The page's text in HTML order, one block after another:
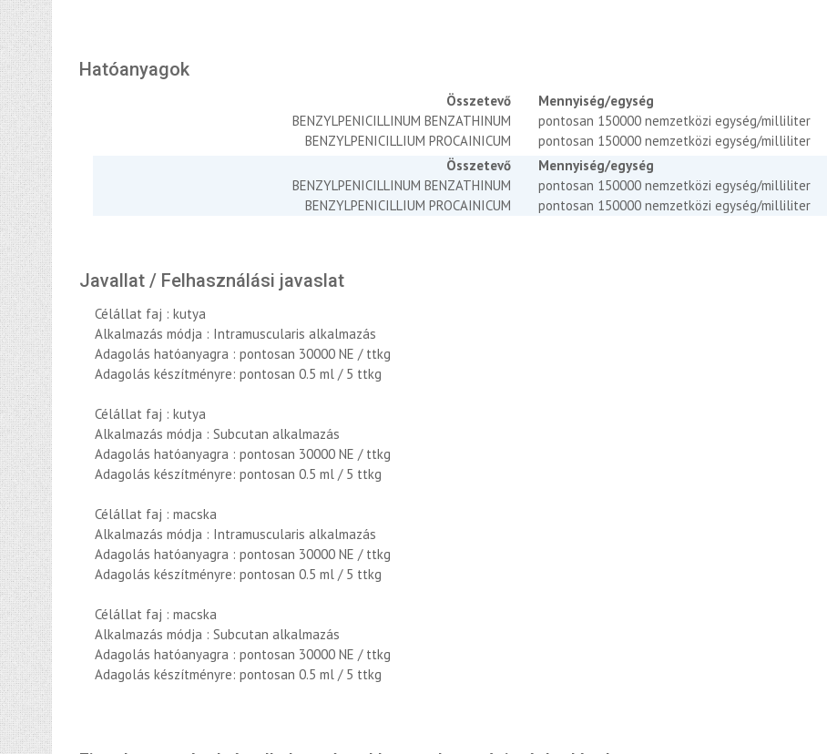
Hatóanyagok
Összetevő
Mennyiség/egység
BENZYLPENICILLINUM BENZATHINUM
pontosan 150000 nemzetközi egység/milliliter
BENZYLPENICILLIUM PROCAINICUM
pontosan 150000 nemzetközi egység/milliliter
Összetevő
Mennyiség/egység
BENZYLPENICILLINUM BENZATHINUM
pontosan 150000 nemzetközi egység/milliliter
BENZYLPENICILLIUM PROCAINICUM
pontosan 150000 nemzetközi egység/milliliter
Javallat / Felhasználási javaslat
Célállat faj : kutya
Alkalmazás módja : Intramuscularis alkalmazás
Adagolás hatóanyagra : pontosan 30000 NE / ttkg
Adagolás készítményre: pontosan 0.5 ml / 5 ttkg
Célállat faj : kutya
Alkalmazás módja : Subcutan alkalmazás
Adagolás hatóanyagra : pontosan 30000 NE / ttkg
Adagolás készítményre: pontosan 0.5 ml / 5 ttkg
Célállat faj : macska
Alkalmazás módja : Intramuscularis alkalmazás
Adagolás hatóanyagra : pontosan 30000 NE / ttkg
Adagolás készítményre: pontosan 0.5 ml / 5 ttkg
Célállat faj : macska
Alkalmazás módja : Subcutan alkalmazás
Adagolás hatóanyagra : pontosan 30000 NE / ttkg
Adagolás készítményre: pontosan 0.5 ml / 5 ttkg